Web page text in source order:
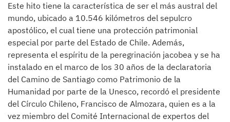
Este hito tiene la característica de ser el más austral del
mundo, ubicado a 10.546 kilómetros del sepulcro
apostólico, el cual tiene una protección patrimonial
especial por parte del Estado de Chile. Además,
representa el espíritu de la peregrinación jacobea y se ha
instalado en el marco de los 30 años de la declaratoria
del Camino de Santiago como Patrimonio de la
Humanidad por parte de la Unesco, recordó el presidente
del Círculo Chileno, Francisco de Almozara, quien es a la
vez miembro del Comité Internacional de expertos del